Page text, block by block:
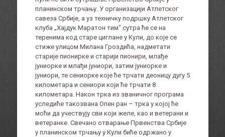
планинском трчању. У организацији Атлетског
савеза Србије, а уз техничку подршку Атлетског
клуба „Хајдук Маратон тим“ сутра ће се на
теренима код старе циглане у Кули, до које се
стиже улицом Милана Гроздића, надметати
старије пионирке и старији пионири, млађе
јуниорке и млађи јуниори, затим јуниорке и
јуниори, те сениорке које ће трчати деоницу дугу 5
километара и сениори који ће трчати 8
километара. Након трка из званичног програма
уследиће такозвана Опен ран – трка у којој ће
моћи да учествују сви који желе, као и ветерани и
ветеранке. Свечано отварање Првенства Србије
у планинском трчању у Кули биће одржано у